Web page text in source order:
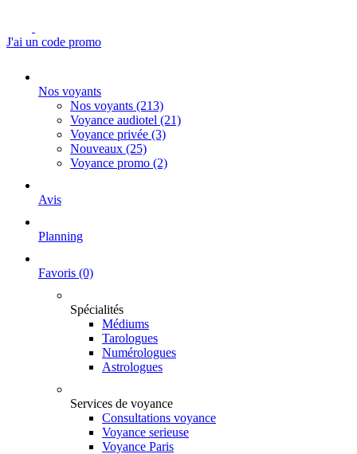
J'ai un code promo
Nos voyants
Nos voyants (213)
Voyance audiotel (21)
Voyance privée (3)
Nouveaux (25)
Voyance promo (2)
Avis
Planning
Favoris (0)
Spécialités
Médiums
Tarologues
Numérologues
Astrologues
Services de voyance
Consultations voyance
Voyance serieuse
Voyance Paris